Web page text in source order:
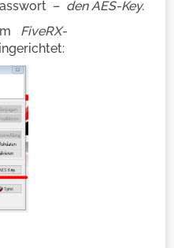
– den AES-Key.
FiveRX-